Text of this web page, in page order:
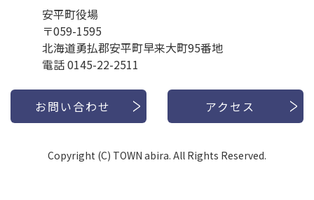
安平町役場
〒059-1595
北海道勇払郡安平町早来大町95番地
電話 0145-22-2511
お問い合わせ アクセス
Copyright (C) TOWN abira. All Rights Reserved.